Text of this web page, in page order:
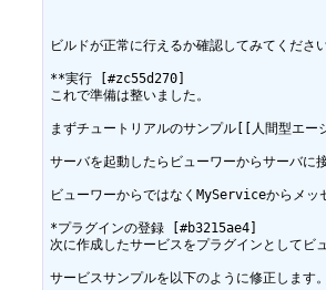
ビルドが正常に行えるか確認してみてください
**実行 [#zc55d270]
これで準備は整いました。
まずチュートリアルのサンプル[[人間型エ
サーバを起動したらビューワーからサーバに
ビューワーからではなくMyServiceからメ
*プラグインの登録 [#b3215ae4]
次に作成したサービスをプラグインとしてビ
サービスサンプルを以下のように修正します。